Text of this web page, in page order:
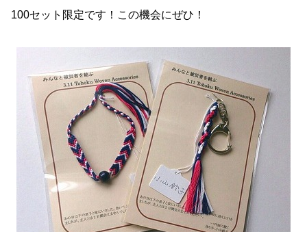
100セット限定です！この機会にぜひ！